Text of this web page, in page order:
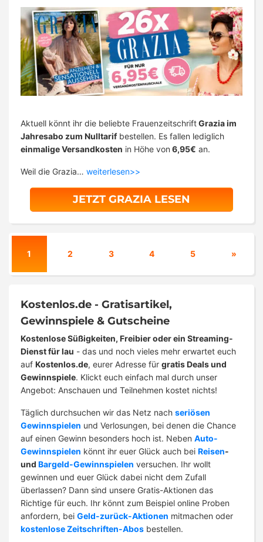
Aktuell könnt ihr die beliebte FrauenzeitschriftGrazia im
Jahresabo zum Nulltarifbestellen. Es fallen lediglich
einmalige Versandkosten in Höhe von 6,95€ an.
Weil die Grazia… weiterlesen>>
JETZT GRAZIA LESEN
1 2 3 4 5 »
Kostenlos.de - Gratisartikel,
Gewinnspiele & Gutscheine
Kostenlose Süßigkeiten, Freibier oder ein Streaming-
Dienst für lau - das und noch vieles mehr erwartet euch
auf Kostenlos.de, eurer Adresse für gratis Deals und
Gewinnspiele. Klickt euch einfach mal durch unser
Angebot: Anschauen und Teilnehmen kostet nichts!
Täglich durchsuchen wir das Netz nach seriösen
Gewinnspielen und Verlosungen, bei denen die Chance
auf einen Gewinn besonders hoch ist. Neben Auto-
Gewinnspielen könnt ihr euer Glück auch bei Reisen-
und Bargeld-Gewinnspielen versuchen. Ihr wollt
gewinnen und euer Glück dabei nicht dem Zufall
überlassen? Dann sind unsere Gratis-Aktionen das
Richtige für euch. Ihr könnt zum Beispiel online Proben
anfordern, bei Geld-zurück-Aktionen mitmachen oder
kostenlose Zeitschriften-Abos bestellen.